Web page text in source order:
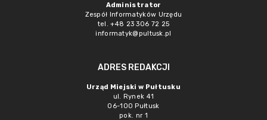
Administrator
Zespół Informatyków Urzędu
tel. +48 23 306 72 25
informatyk@pultusk.pl
ADRES REDAKCJI
Urząd Miejski w Pułtusku
ul. Rynek 41
06-100 Pułtusk
pok. nr 1